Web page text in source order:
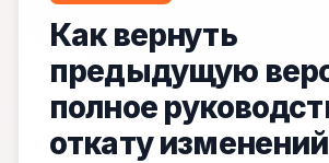
Как вернуть
предыдущую
полное
откату изменений